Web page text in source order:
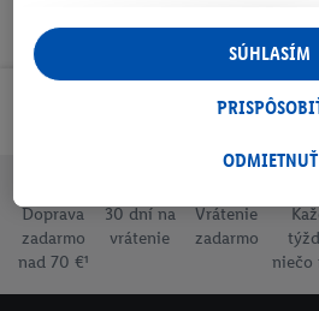
Odoberaj
Doprava
zadarmo
nad 70 €¹
30 dní na
vrátenie
Vrátenie
zadarmo
niečo
personalizovanú reklamu v rámci
ste účastníkom programu Lidl Plus,
aj údaje z vášho nákupného správania v
následne si vytvoríte účet Lidl Plus
tiež vytvoriť špeciálny online
ktorú tam uvediete, aby sme vás mohli
prevádzkovaných tretími stranami a
ODMIETNUŤ
SÚHLASÍM